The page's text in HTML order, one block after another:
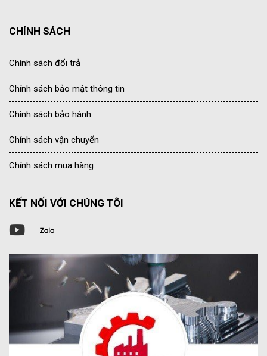
CHÍNH SÁCH
Chính sách đổi trả
Chính sách bảo mật thông tin
Chính sách bảo hành
Chính sách vận chuyển
Chính sách mua hàng
KẾT NỐI VỚI CHÚNG TÔI